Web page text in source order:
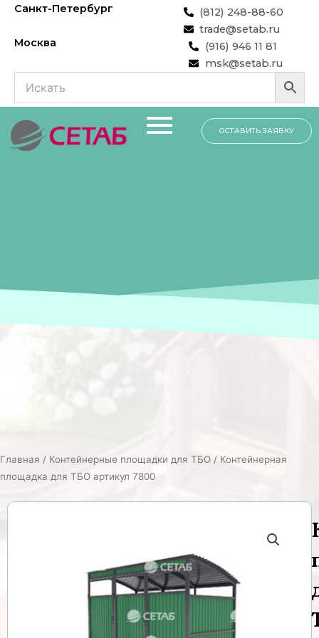
Перейти
содержимому
Санкт-Петербург
(812) 248-88-60
trade@setab.ru
Москва
(916) 946 11 81
msk@setab.ru
ОСТАВИТЬ ЗАЯВКУ
Главная / Контейнерные площадки для ТБО / Контейнерная
площадка для ТБО артикул 7800